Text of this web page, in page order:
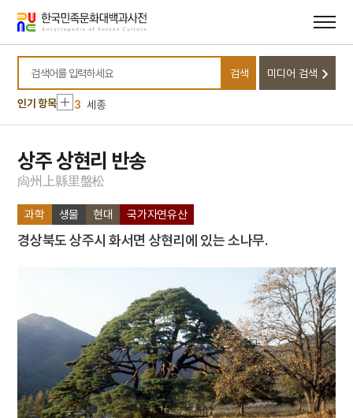
바로가기
바로가기
검색어를 입력하세요
검색 미디어 검색
인기 항목
10 지방교부세
1 금성대군
2 단경왕후
3
세종
4 김종직
5 동창춘향가
6 무경
8
육군특수전사령부
9 장릉지
단경왕후
3
세종
4 김종직
5 동창춘향가
6 무경
상주 상현리 반송
尙州 上縣里盤松
과학 생물 현대 국가자연유산
경상북도 상주시 화서면 상현리에 있는 소나무.